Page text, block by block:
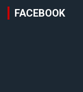
FACEBOOK